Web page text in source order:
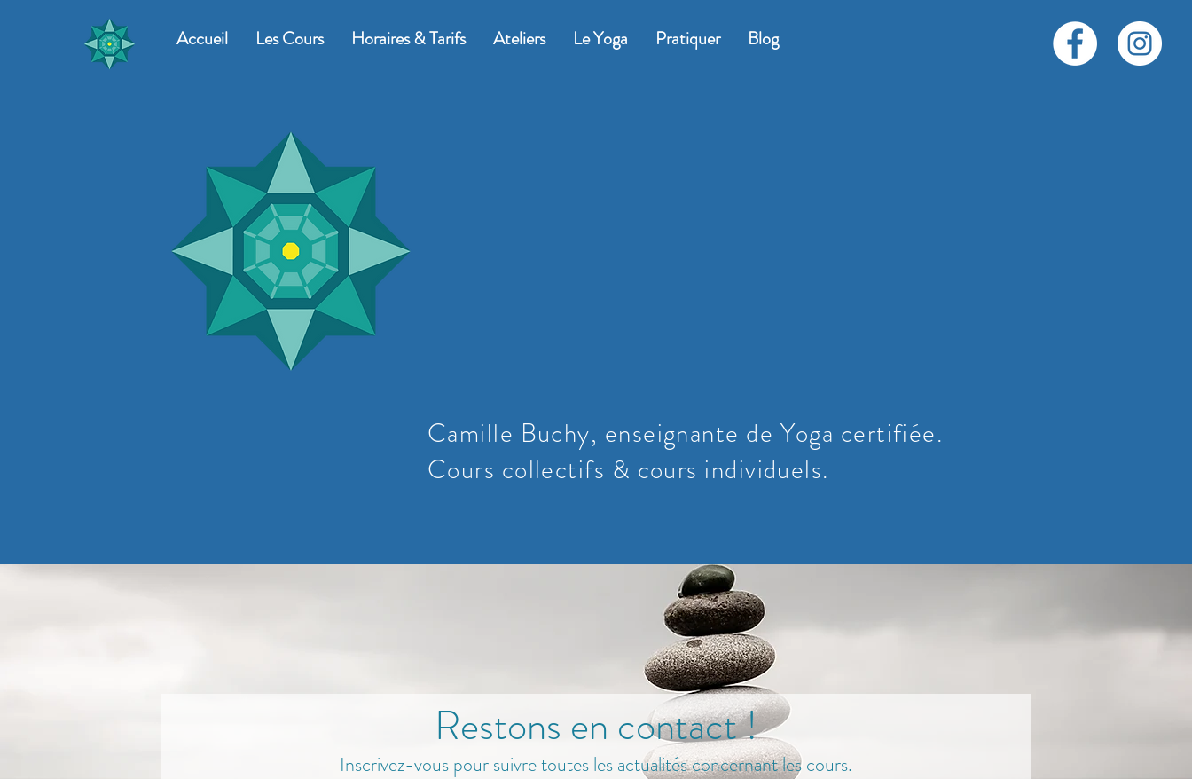
Accueil Les Cours Horaires & Tarifs Ateliers Le Yoga Pratiquer Blog
Camille Buchy, enseignante de Yoga certifiée.
Cours collectifs & cours individuels.
Restons en contact !
Inscrivez-vous pour suivre toutes les actualités concernant les cours.